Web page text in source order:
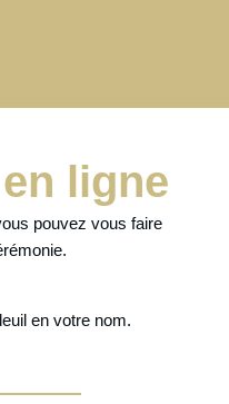
ligne
pouvez vous faire
en votre nom.